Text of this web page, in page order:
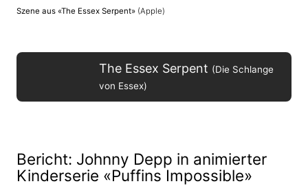
Szene aus «The Essex Serpent» (Apple)
The Essex Serpent (Die Schlange
von Essex)
Bericht: Johnny Depp in animierter
Kinderserie «Puffins Impossible»